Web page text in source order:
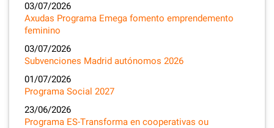
03/07/2026
Axudas Programa Emega fomento emprendemento
feminino
03/07/2026
Subvenciones Madrid autónomos 2026
01/07/2026
Programa Social 2027
23/06/2026
Programa ES-Transforma en cooperativas ou